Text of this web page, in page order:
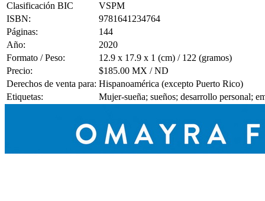
Clasificación BIC
VSPM
ISBN:
9781641234764
Páginas:
144
Año:
2020
Formato / Peso:
12.9 x 17.9 x 1 (cm) / 122 (gramos)
Precio:
$185.00 MX / ND
Derechos de venta para: Hispanoamérica (excepto Puerto Rico)
Etiquetas:
Mujer-sueña; sueños; desarrollo personal;